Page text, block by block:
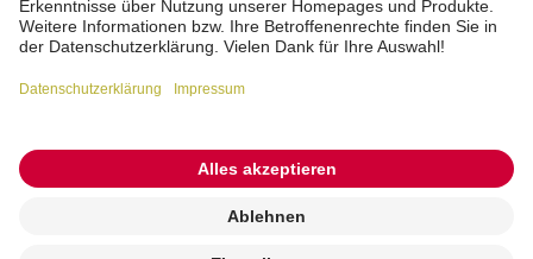
Barrierefreiheitserklärung
Vertrag widerrufen
© 2026 ROSENGARTEN-Tierbestattung